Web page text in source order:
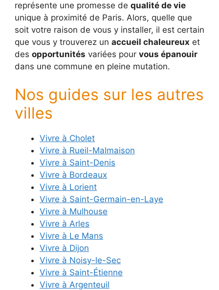
représente une promesse de qualité de vie
unique à proximité de Paris. Alors, quelle que
soit votre raison de vous y installer, il est certain
que vous y trouverez un accueil chaleureux et
des opportunités variées pour vous épanouir
dans une commune en pleine mutation.
Nos guides sur les autres
villes
Vivre à Cholet
Vivre à Rueil-Malmaison
Vivre à Saint-Denis
Vivre à Bordeaux
Vivre à Lorient
Vivre à Saint-Germain-en-Laye
Vivre à Mulhouse
Vivre à Arles
Vivre à Le Mans
Vivre à Dijon
Vivre à Noisy-le-Sec
Vivre à Saint-Étienne
Vivre à Argenteuil